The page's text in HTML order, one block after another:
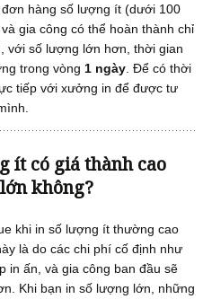
hàng số lượng ít (dưới 100
gia công có thể hoàn thành chỉ
với số lượng lớn hơn, thời gian
trong vòng 1 ngày. Để có thời
tiếp với xưởng in để được tư
ít có giá thành cao
không?
khi in số lượng ít thường cao
là do các chi phí cố định như
in ấn, và gia công ban đầu sẽ
Khi bạn in số lượng lớn, những